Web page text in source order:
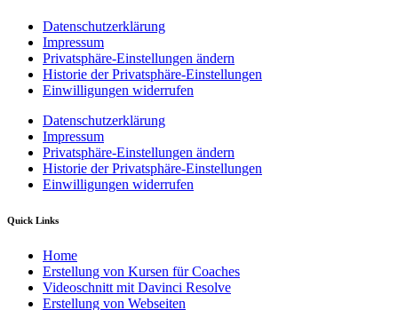
Datenschutzerklärung
Impressum
Privatsphäre-Einstellungen ändern
Historie der Privatsphäre-Einstellungen
Einwilligungen widerrufen
Datenschutzerklärung
Impressum
Privatsphäre-Einstellungen ändern
Historie der Privatsphäre-Einstellungen
Einwilligungen widerrufen
Quick Links
Home
Erstellung von Kursen für Coaches
Videoschnitt mit Davinci Resolve
Erstellung von Webseiten